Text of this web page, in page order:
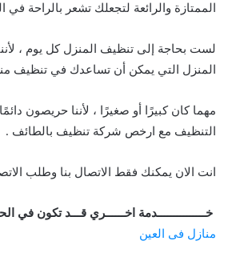
الممتازة والرائعة لتجعلك تشعر بالراحة في
لست بحاجة إلى تنظيف المنزل كل يوم ،
المنزل التي يمكن أن تساعدك في تنظيف
مهما كان كبيرًا أو صغيرًا ، لأننا حريصون
التنظيف مع ارخص شركة تنظيف بالطائف .
انت الان يمكنك فقط الاتصال بنا وطلب
خـــــــــــــــدمة اخــــــري قـــد تكون في
منازل فى العين